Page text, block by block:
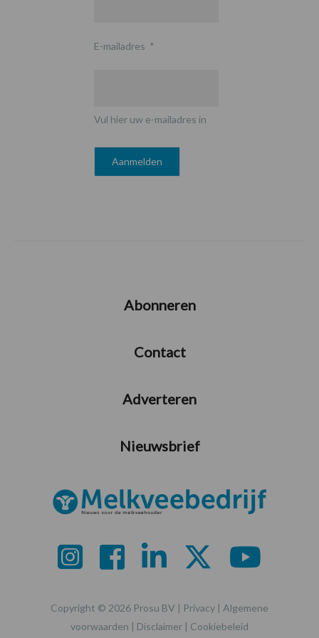
E-mailadres *
Vul hier uw e-mailadres in
Abonneren
Contact
Adverteren
Nieuwsbrief
Copyright © 2026 Prosu BV | Privacy | Algemene
voorwaarden | Disclaimer | Cookiebeleid